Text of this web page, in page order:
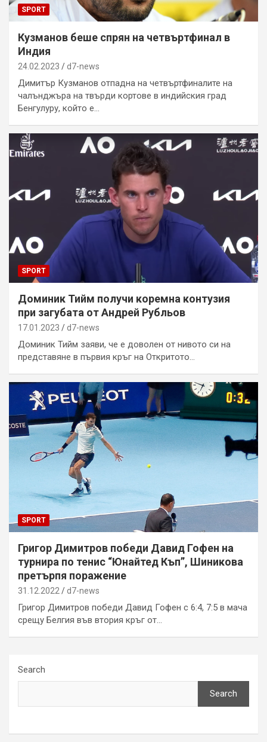
SPORT
Кузманов беше спрян на четвъртфинал в
Индия
24.02.2023 d7-news
Димитър Кузманов отпадна на четвъртфиналите на
чалънджъра на твърди кортове в индийския град
Бенгулуру, който е…
SPORT
Доминик Тийм получи коремна контузия
при загубата от Андрей Рубльов
17.01.2023 d7-news
Доминик Тийм заяви, че е доволен от нивото си на
представяне в първия кръг на Откритото…
SPORT
Григор Димитров победи Давид Гофен на
турнира по тенис “Юнайтед Къп”, Шиникова
претърпя поражение
31.12.2022 d7-news
Григор Димитров победи Давид Гофен с 6:4, 7:5 в мача
срещу Белгия във втория кръг от…
Search
Search